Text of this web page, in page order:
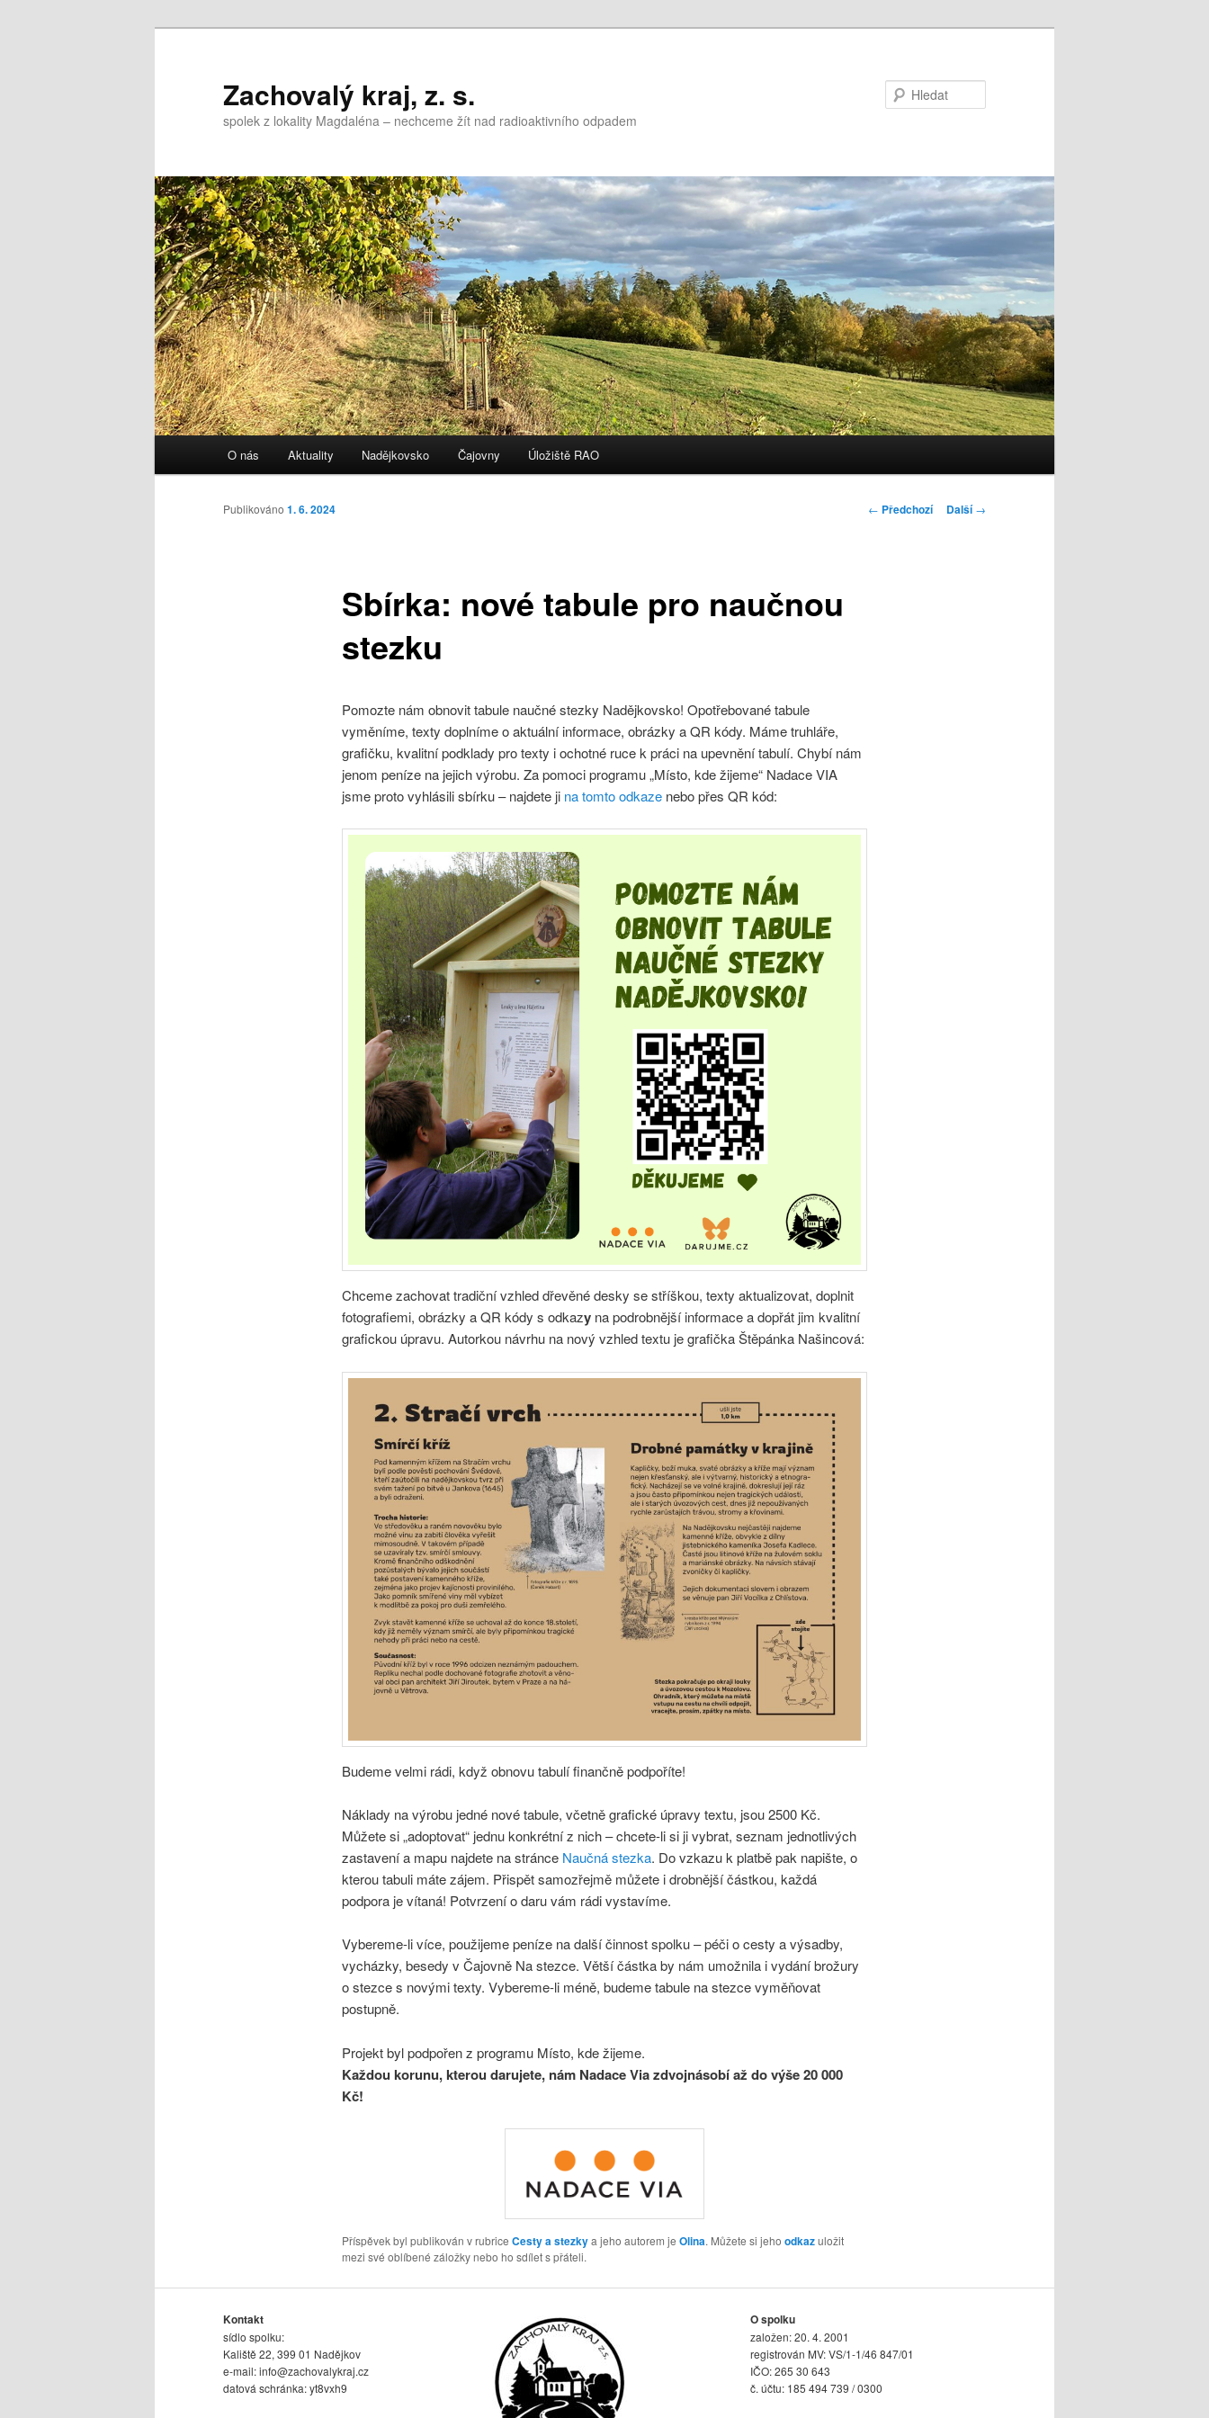
Zachovalý kraj, z. s.
spolek z lokality Magdaléna – nechceme žít nad radioaktivního odpadem
O nás Aktuality Nadějkovsko Čajovny Úložiště RAO
Navigace
← Předchozí Další→
Sbírka: nové tabule pro naučnou
stezku
Publikováno 1. 6. 2024
Pomozte nám obnovit tabule naučné stezky Nadějkovsko! Opotřebované tabule
vyměníme, texty doplníme o aktuální informace, obrázky a QR kódy. Máme truhláře,
grafičku, kvalitní podklady pro texty i ochotné ruce k práci na upevnění tabulí. Chybí nám
jenom peníze na jejich výrobu. Za pomoci programu „Místo, kde žijeme“ Nadace VIA
jsme proto vyhlásili sbírku – najdete ji na tomto odkazenebo přes QR kód:
Chceme zachovat tradiční vzhled dřevěné desky se stříškou, texty aktualizovat, doplnit
fotografiemi, obrázky a QR kódy s odkazyna podrobnější informace a dopřát jim kvalitní
grafickou úpravu. Autorkou návrhu na nový vzhled textu je grafička Štěpánka Našincová:
Budeme velmi rádi, když obnovu tabulí finančně podpoříte!
Náklady na výrobu jedné nové tabule, včetně grafické úpravy textu, jsou 2500 Kč.
Můžete si „adoptovat“ jednu konkrétní z nich – chcete-li si ji vybrat, seznam jednotlivých
zastavení a mapu najdete na stránce Naučná stezka. Do vzkazu k platbě pak napište, o
kterou tabuli máte zájem. Přispět samozřejmě můžete i drobnější částkou, každá
podpora je vítaná! Potvrzení o daru vám rádi vystavíme.
Vybereme-li více, použijeme peníze na další činnost spolku – péči o cesty a výsadby,
vycházky, besedy v Čajovně Na stezce. Větší částka by nám umožnila i vydání brožury
o stezce s novými texty. Vybereme-li méně, budeme tabule na stezce vyměňovat
postupně.
Projekt byl podpořen z programu Místo, kde žijeme.
Každou korunu, kterou darujete, nám Nadace Via zdvojnásobí až do výše 20 000
Kč!
Příspěvek byl publikován v rubrice Cesty a stezkya jeho autorem je Olina. Můžete si jeho odkazuložit
mezi své oblíbené záložky nebo ho sdílet s přáteli.
Kontakt
sídlo spolku:
Kaliště 22, 399 01 Nadějkov
e-mail:info@zachovalykraj.cz
datová schránka: yt8vxh9
O spolku
založen: 20. 4. 2001
registrován MV: VS/1-1/46 847/01
IČO: 265 30 643
č. účtu: 185 494 739 / 0300